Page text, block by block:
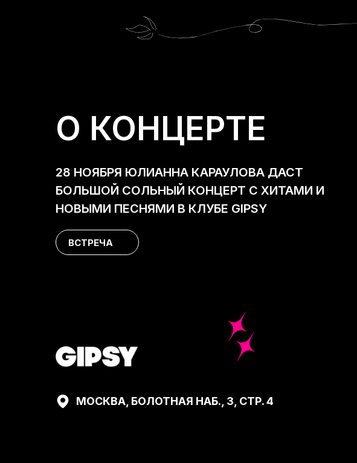
О КОНЦЕРТЕ
МОСКВА, БОЛОТНАЯ НАБ., 3, СТР. 4
28 НОЯБРЯ ЮЛИАННА КАРАУЛОВА ДАСТ
БОЛЬШОЙ СОЛЬНЫЙ КОНЦЕРТ С ХИТАМИ И
НОВЫМИ ПЕСНЯМИ В КЛУБЕ GIPSY
ВСТРЕЧА